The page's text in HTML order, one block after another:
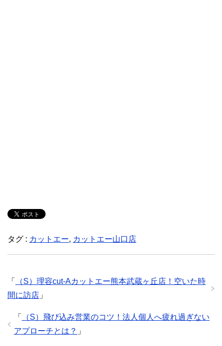
タグ : カットエー, カットエー山口店
「
（S）理容cut-Aカットエー熊本武蔵ヶ丘店！空いた時
間に訪店 」
「
（S）飛び込み営業のコツ！法人個人へ疲れ過ぎない
アプローチとは？ 」